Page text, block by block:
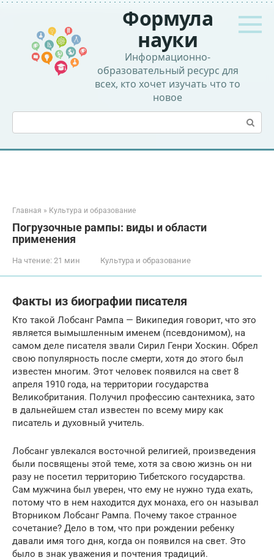
Перейти
контенту
Формула
науки
Информационно-
образовательный ресурс для
всех, кто хочет изучать что то
новое
Поиск:
Главная » Культура и образование
Погрузочные рампы: виды и области
применения
На чтение: 21 мин Культура и образование
Факты из биографии писателя
Кто такой Лобсанг Рампа — Википедия говорит, что это
является вымышленным именем (псевдонимом), на
самом деле писателя звали Сирил Генри Хоскин. Обрел
свою популярность после смерти, хотя до этого был
известен многим. Этот человек появился на свет 8
апреля 1910 года, на территории государства
Великобритания. Получил профессию сантехника, зато
в дальнейшем стал известен по всему миру как
писатель и духовный учитель.
Лобсанг увлекался восточной религией, произведения
были посвящены этой теме, хотя за свою жизнь он ни
разу не посетил территорию Тибетского государства.
Сам мужчина был уверен, что ему не нужно туда ехать,
потому что в нем находится дух монаха, его он называл
Вторником Лобсанг Рампа. Почему такое странное
сочетание? Дело в том, что при рождении ребенку
давали имя того дня, когда он появился на свет. Это
было в знак уважения и почтения традиций.